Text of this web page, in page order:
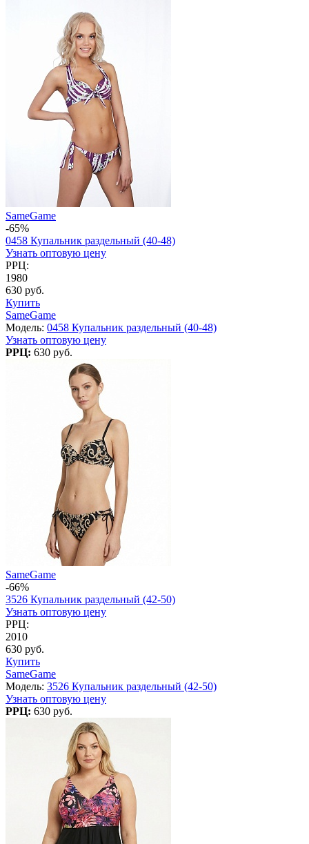
SameGame
-65%
0458 Купальник раздельный (40-48)
Узнать оптовую цену
РРЦ:
1980
630 руб.
Купить
SameGame
Модель: 0458 Купальник раздельный (40-48)
Узнать оптовую цену
РРЦ: 630 руб.
SameGame
-66%
3526 Купальник раздельный (42-50)
Узнать оптовую цену
РРЦ:
2010
630 руб.
Купить
SameGame
Модель: 3526 Купальник раздельный (42-50)
Узнать оптовую цену
РРЦ: 630 руб.